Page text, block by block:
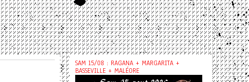
SAM 15/08 : RAGANA + MARGARITA +
BASSEVILLE + MALÉORE